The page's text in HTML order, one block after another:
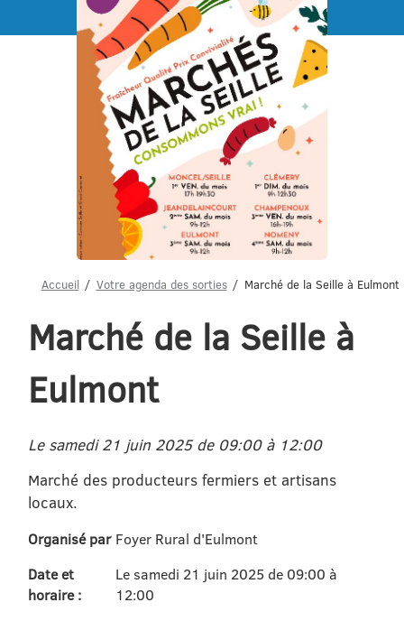
Menu
Accueil Votre agenda des sorties Marché de la Seille à Eulmont
Marché de la Seille à
Eulmont
Le samedi 21 juin 2025 de 09:00 à 12:00
Marché des producteurs fermiers et artisans
locaux.
Organisé par Foyer Rural d'Eulmont
Date et
horaire :
Le samedi 21 juin 2025 de 09:00 à
12:00